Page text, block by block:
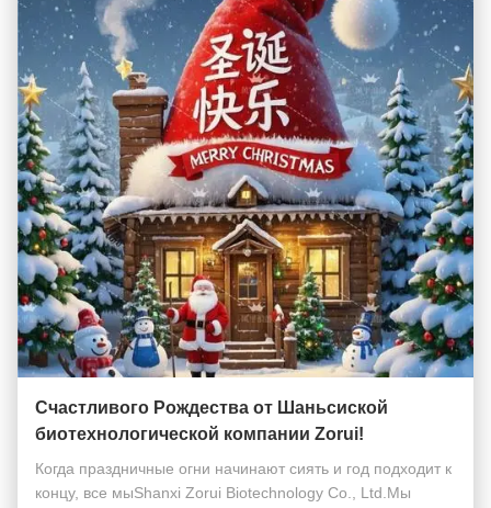
Счастливого Рождества от Шаньсиской
биотехнологической компании Zorui!
Когда праздничные огни начинают сиять и год подходит к
концу, все мыShanxi Zorui Biotechnology Co., Ltd.Мы